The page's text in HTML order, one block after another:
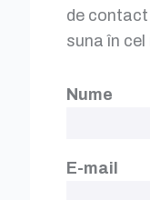
de contact
suna în
Nume
E-mail